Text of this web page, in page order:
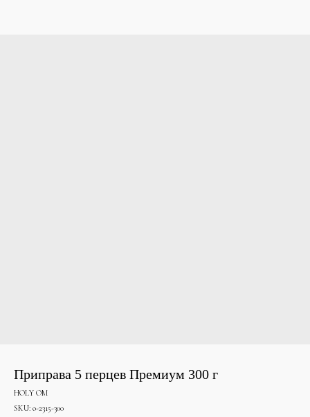
Приправа 5 перцев Премиум 300 г
HOLY OM
SKU: о-2315-300